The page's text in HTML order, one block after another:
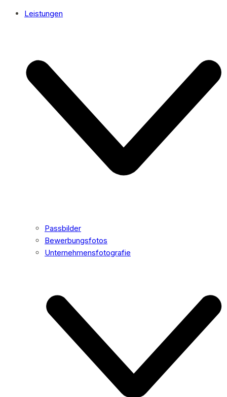
Leistungen
Passbilder
Bewerbungsfotos
Unternehmensfotografie